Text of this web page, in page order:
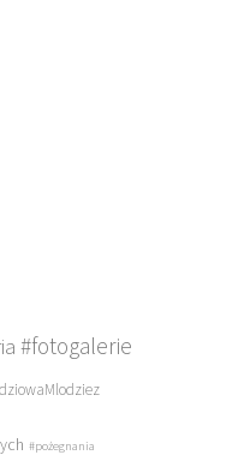
#fotogalerie
#pożegnania